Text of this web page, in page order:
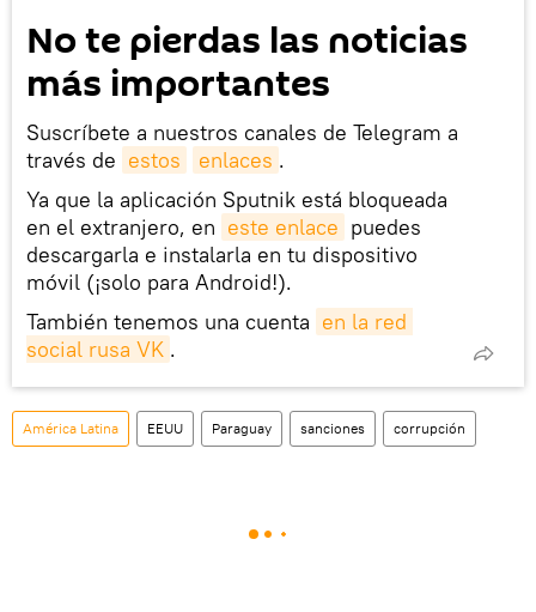
No te pierdas las noticias
más importantes
Suscríbete a nuestros canales de Telegram a
través de estos enlaces .
Ya que la aplicación Sputnik está bloqueada
en el extranjero, en este enlace puedes
descargarla e instalarla en tu dispositivo
móvil (¡solo para Android!).
También tenemos una cuenta en la red
social rusa VK .
América Latina EEUU Paraguay sanciones corrupción